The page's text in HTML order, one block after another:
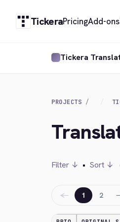
TickeraPricingAdd-ons
Tickera
PROJECTS
Filter ↓ • Sort ↓
← 1 2